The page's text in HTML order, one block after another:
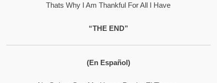
Thats Why I Am Thankful For All I Have
“THE END”
(En Español)